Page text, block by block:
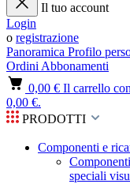
Il tuo account
Login
o registrazione
Panoramica Profilo
Ordini Abbonamenti
0,00 € Il carrello
0,00 €.
PRODOTTI
Componenti e
speciali